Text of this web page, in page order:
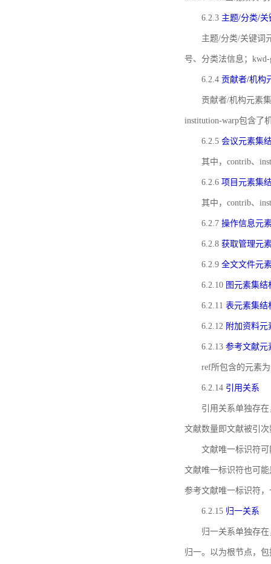
6.2.3 主题/分类/
主题/分类/关键词
号、分类法信息；
6.2.4 贡献者/机构
贡献者/机构元素
institution-warp包含了
6.2.5 会议元素集
其中，contrib、
6.2.6 项目元素集
其中，contrib、
6.2.7 操作信息元
6.2.8 获取管理元
6.2.9 全文文件元
6.2.10 图元素集结
6.2.11 表元素集结
6.2.12 附加资料元
6.2.13 参考文献元
ref所包含的元素
6.2.14 引用关系
引用关系单独存
文献数量即文献被引
文献唯一标识符
文献唯一标识符也可
参考文献唯一标识符
6.2.15 归一关系
归一关系单独存
归一。以为根节点，